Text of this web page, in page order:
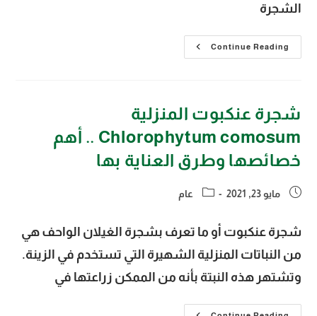
الشجرة
Continue Readingشجرة
نبات
طرق
والاعتناء
بها
شجرة عنكبوت المنزلية
Chlorophytum comosum .. أهم
خصائصها وطرق العناية بها
Post
مايو 23, 2021
Post
عام
شجرة عنكبوت أو ما تعرف بشجرة الغيلان الواحف هي
من النباتات المنزلية الشهيرة التي تستخدم في الزينة.
وتشتهر هذه النبتة بأنه من الممكن زراعتها في